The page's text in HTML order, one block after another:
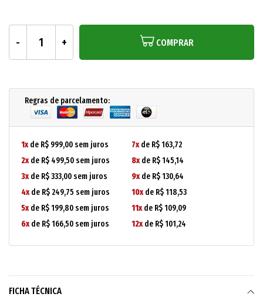
COMPRAR
Regras de parcelamento:
1xde R$ 999,00 sem juros
2xde R$ 499,50 sem juros
3xde R$ 333,00 sem juros
4xde R$ 249,75 sem juros
5xde R$ 199,80 sem juros
6xde R$ 166,50 sem juros
7xde R$ 163,72
8xde R$ 145,14
9xde R$ 130,64
10xde R$ 118,53
11xde R$ 109,09
12xde R$ 101,24
FICHA TÉCNICA